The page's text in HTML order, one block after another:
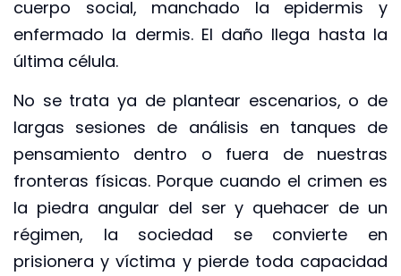
cuerpo social, manchado la epidermis y
enfermado la dermis. El daño llega hasta la
última célula.
No se trata ya de plantear escenarios, o de
largas sesiones de análisis en tanques de
pensamiento dentro o fuera de nuestras
fronteras físicas. Porque cuando el crimen es
la piedra angular del ser y quehacer de un
régimen, la sociedad se convierte en
prisionera y víctima y pierde toda capacidad